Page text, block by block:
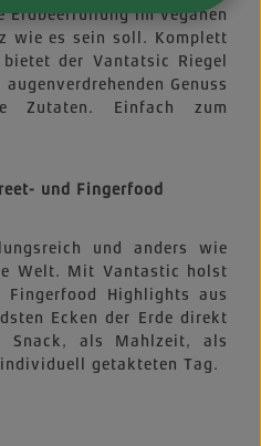
im veganen
wie es sein soll. Komplett
der Vantatsic Riegel
Genuss
Zutaten. Einfach zum
und Fingerfood
und anders wie
Welt. Mit Vantastic holst
Highlights aus
Ecken der Erde direkt
Snack, als Mahlzeit, als
getakteten Tag.